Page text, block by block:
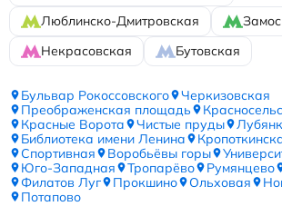
Люблинско-Дмитровская
Некрасовская
Бутовская
Бульвар Рокоссовского
Черкизовская
Преображенская площадь
Красные Ворота
Чистые пруды
Библиотека имени Ленина
Спортивная
Воробьёвы горы
Юго-Западная
Тропарёво Румянцево
Филатов Луг
Прокшино Ольховая
Потапово